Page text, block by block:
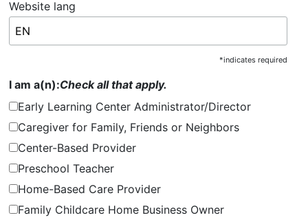
Website lang
*indicates required
I am a(n):Check all that apply.
Early Learning Center Administrator/Director
Caregiver for Family, Friends or Neighbors
Center-Based Provider
Preschool Teacher
Home-Based Care Provider
Family Childcare Home Business Owner